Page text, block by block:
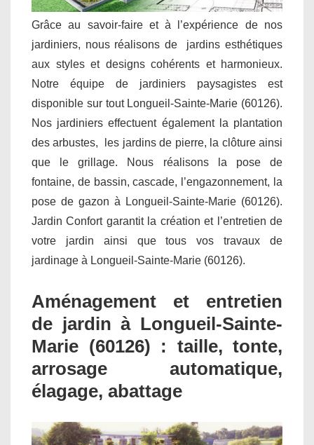
Grâce au savoir-faire et à l’expérience de nos
jardiniers, nous réalisons de jardins esthétiques
aux styles et designs cohérents et harmonieux.
Notre équipe de jardiniers paysagistes est
disponible sur tout Longueil-Sainte-Marie (60126).
Nos jardiniers effectuent également la plantation
des arbustes, les jardins de pierre, la clôture ainsi
que le grillage. Nous réalisons la pose de
fontaine, de bassin, cascade, l’engazonnement, la
pose de gazon à Longueil-Sainte-Marie (60126).
Jardin Confort garantit la création et l’entretien de
votre jardin ainsi que tous vos travaux de
jardinage à Longueil-Sainte-Marie (60126).
Aménagement et entretien
de jardin à Longueil-Sainte-
Marie (60126) : taille, tonte,
arrosage automatique,
élagage, abattage